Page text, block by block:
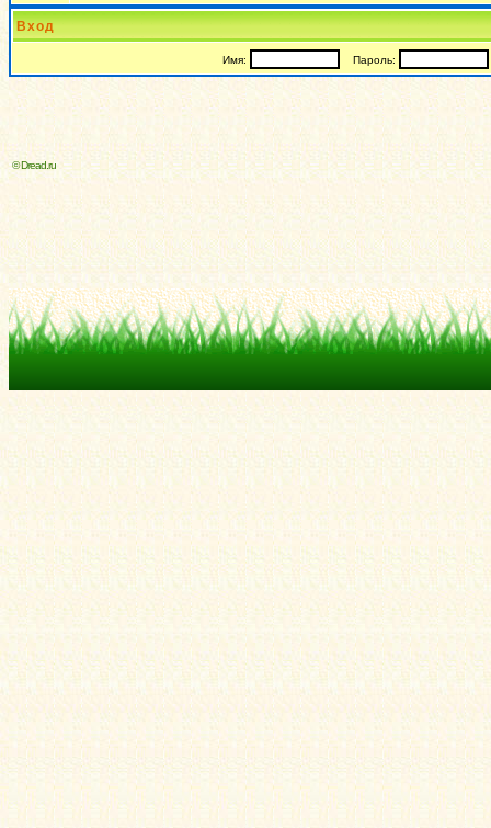
Вход
Имя: Пароль:
© Dread.ru